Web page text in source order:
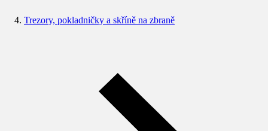
Trezory, pokladničky a skříně na zbraně